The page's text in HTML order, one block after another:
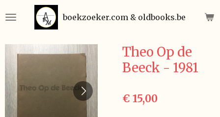
direct
de
hoofdinhoud
boekzoeker.com & oldbooks.be
Theo Op de
Beeck - 1981
€ 15,00